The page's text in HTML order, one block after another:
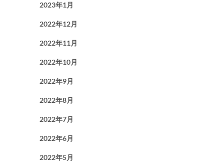
2023年1月
2022年12月
2022年11月
2022年10月
2022年9月
2022年8月
2022年7月
2022年6月
2022年5月